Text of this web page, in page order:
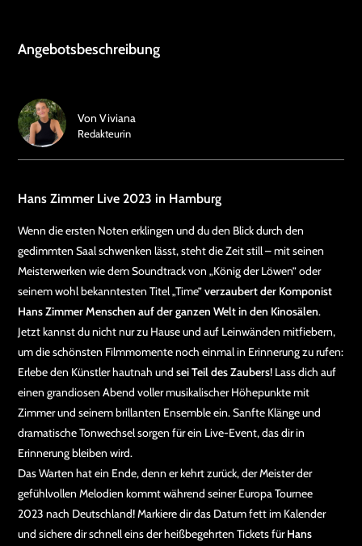
Angebotsbeschreibung
Hans Zimmer Live 2023 in Hamburg
Wenn die ersten Noten erklingen und du den Blick durch den
gedimmten Saal schwenken lässt, steht die Zeit still – mit seinen
Meisterwerken wie dem Soundtrack von „König der Löwen” oder
seinem wohl bekanntesten Titel „Time”verzaubert der Komponist
Hans Zimmer Menschen auf der ganzen Welt in den Kinosälen.
Jetzt kannst du nicht nur zu Hause und auf Leinwänden mitfiebern,
um die schönsten Filmmomente noch einmal in Erinnerung zu rufen:
Erlebe den Künstler hautnah und sei Teil des Zaubers! Lass dich auf
einen grandiosen Abend voller musikalischer Höhepunkte mit
Zimmer und seinem brillanten Ensemble ein. Sanfte Klänge und
dramatische Tonwechsel sorgen für ein Live-Event, das dir in
Erinnerung bleiben wird.
Das Warten hat ein Ende, denn er kehrt zurück, der Meister der
gefühlvollen Melodien kommt während seiner Europa Tournee
2023 nach Deutschland! Markiere dir das Datum fett im Kalender
und sichere dir schnell eins der heißbegehrten Tickets fürHans
Von Viviana
Redakteurin